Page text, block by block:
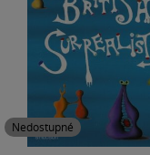
Nedostupné